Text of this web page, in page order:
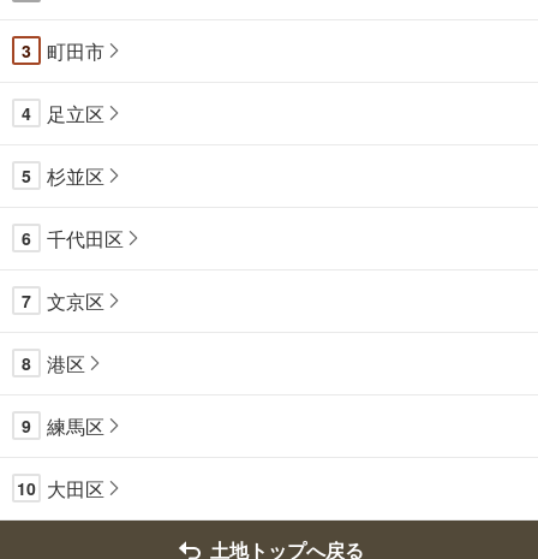
3 町田市
4 足立区
5 杉並区
6 千代田区
7 文京区
8 港区
9 練馬区
10 大田区
土地トップへ戻る